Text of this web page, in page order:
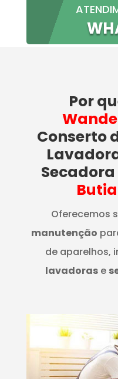
Por
Conserto
Oferecemos
manutenção
de aparelhos,
lavadoras e